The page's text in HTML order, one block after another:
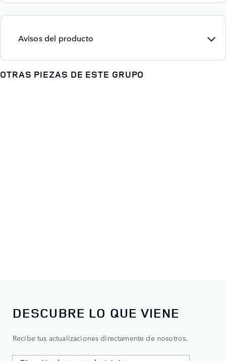
Avisos del producto
OTRAS PIEZAS DE ESTE GRUPO
DESCUBRE LO QUE VIENE
Recibe tus actualizaciones directamente de nosotros.